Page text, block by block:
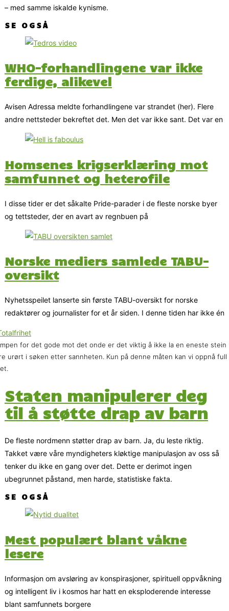
– med samme iskalde kynisme.
SE OGSÅ
WHO-forhandlingene var ikke
ferdige, alikevel
Avisen Adressa meldte forhandlingene var strandet (her). Flere
andre nettsteder bekreftet det. Men det var ikke sant. Det var en
Homsenes krigserklæring mot
samfunnet og heterofile
I disse tider er det såkalte Pride-parader i de fleste norske byer
og tettsteder, der en avart av regnbuen på
Norske mediers samlede TABU-
oversikt
Nyhetsspeilet lanserte sin første TABU-oversikt for norske
redaktører og journalister for et år siden. I denne tiden har ikke én
for det gode mot det onde er det viktig å ikke la en eneste stein
urørt i søken etter sannheten. Kun på denne måten kan vi oppnå full
Staten manipulerer deg
til å støtte drap av barn
De fleste nordmenn støtter drap av barn. Ja, du leste riktig.
Takket være våre myndigheters kløktige manipulasjon av oss så
tenker du ikke en gang over det. Dette er derimot ingen
ubegrunnet påstand, men harde, statistiske fakta.
SE OGSÅ
Mest populært blant våkne
lesere
Informasjon om avsløring av konspirasjoner, spirituell oppvåkning
og intelligent liv i kosmos har hatt en eksploderende interesse
blant samfunnets borgere